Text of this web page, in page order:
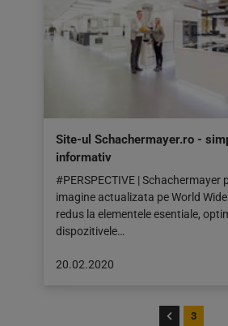
Site-ul Schachermayer.ro -
informativ
#PERSPECTIVE | Schachermayer
imagine actualizata pe World
redus la elementele esentiale,
dispozitivele…
Articol
20.02.2020
3